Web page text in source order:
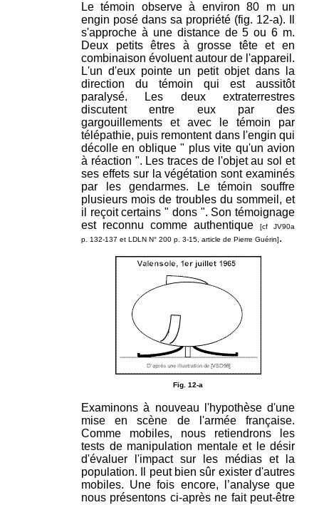
Le témoin observe à environ 80 m un
engin posé dans sa propriété (fig. 12-a). Il
s'approche à une distance de 5 ou 6 m.
Deux petits êtres à grosse tête et en
combinaison évoluent autour de l'appareil.
L'un d'eux pointe un petit objet dans la
direction du témoin qui est aussitôt
paralysé. Les deux extraterrestres
discutent entre eux par des
gargouillements et avec le témoin par
télépathie, puis remontent dans l'engin qui
décolle en oblique " plus vite qu'un avion
à réaction ". Les traces de l'objet au sol et
ses effets sur la végétation sont examinés
par les gendarmes. Le témoin souffre
plusieurs mois de troubles du sommeil, et
il reçoit certains " dons ". Son témoignage
est reconnu comme authentique
[cf JV90a
p. 132-137 et LDLN N° 200 p. 3-15, article de Pierre Guérin].
Fig. 12-a
Examinons à nouveau l'hypothèse d'une
mise en scène de l'armée française.
Comme mobiles, nous retiendrons les
tests de manipulation mentale et le désir
d'évaluer l'impact sur les médias et la
population. Il peut bien sûr exister d'autres
mobiles. Une fois encore, l’analyse que
nous présentons ci-après ne fait peut-être